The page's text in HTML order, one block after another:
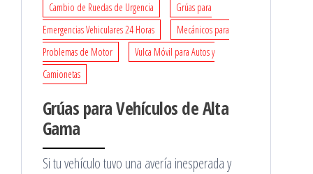
Cambio de Ruedas de Urgencia
Grúas para
Emergencias Vehiculares 24 Horas
Mecánicos para
Problemas de Motor
Vulca Móvil para Autos y
Camionetas
Grúas para Vehículos de Alta
Gama
Si tu vehículo tuvo una avería inesperada y